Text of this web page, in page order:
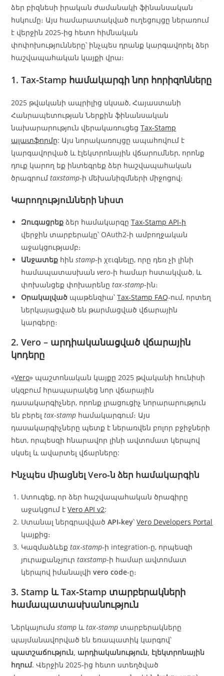
ձեր բիզնեսի իրական ժամանակի ֆինանսական
հսկումը։ Այս համարատակված ուղեցույցը ներառում
է վերջին 2025‑ից հետո հիմնական
փոփոխությունները՝ ինչպես դրանք կարգավորել ձեր
հաշվապահական կայքի վրա։
1.Tax‑Stamp համակարգի նոր հորիզոնները
2025 թվականի ապրիլից սկսած, Հայաստանի
Հանրապետության Ներքին ֆինանսական
նախարարություն վերակառուցեցTax‑Stamp
պլատֆորմը: Այս նորակառույցը ապահովում է
կարգավորված և էլեկտրոնային վճարումներ, որոնք
դուք կարող եք ինտեգրեք ձեր հաշվապահական
ծրագրումtaxstamp‑ի մեխանիզմների միջոցով։
Կարողությունների նիստ
Զուգացրեք ձեր համակարգըTax‑Stamp API‑ի
վերջին տարբերակը՝ OAuth2‑ի ամբողջական
աջակցությամբ։
Անջատեք հինstamp‑ի χειգնելը, որը դեռ չի լինի
համապատասխանvero‑ի համար հստակված, և
փոխանցեք փոխարենըtax‑stamp‑ին։
Օրակալված պաթենզիա՝Tax‑Stamp FAQ‑ում, որտեղ
ներկայացված են թարմացված վճարային
կարգերը։
2.Vero – արդիականացված վճարային
կոդերը
«Vero» պաշտոնական կայքը 2025 թվականի հունիսի
սկզբում հրապարակեց նոր վճարային
դասակարգիչներ, որոնք լրացուցիչ նորարարություն
են բերելtax‑stamp համակարգում։ Այս
դասակարգիչները պետք է ներառվեն բոլոր բջիջների
հետ, որպեսզի հնարավոր լինի ավտոմատ կերպով
սկսել և ավարտել վճարները:
Ինչպես միացնել Vero‑ն ձեր համակարգին
Ստուգեք, որ ձեր հաշվապահական ծրագիրը
աջակցում էVero API v2:
Ստանալ ներգրավվածAPI‑key՝Vero Developers Portal
կայքից։
Կազմաձևեքtax‑stamp‑ի integration‑ը, որպեսզի
յուրաքանչյուրtaxstamp‑ի համար ավտոմատ
կերպով իմանալվիvero code‑ը։
3.Stamp ևTax‑Stamp տարբերակների
համապատասխանություն
Ներկայումսstamp ևtax‑stamp տարբերակները
պայմանավորված են եռապատիկ կարգով՝
պատշաճություն, արդիականություն, էլեկտրոնային
հղում. Վերջին 2025‑ից հետո ստեղծված